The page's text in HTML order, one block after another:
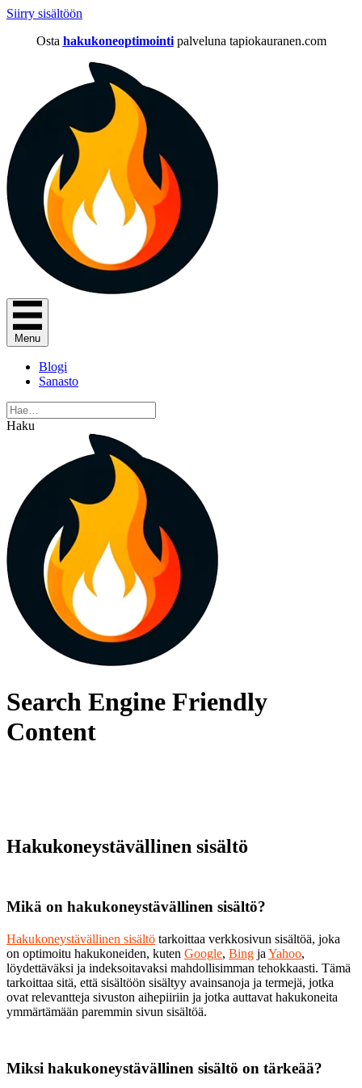
Siirry sisältöön
Osta hakukoneoptimointi palveluna tapiokauranen.com
Menu
Blogi
Sanasto
Haku
Search Engine Friendly
Content
Hakukoneystävällinen sisältö
Mikä on hakukoneystävällinen sisältö?
Hakukoneystävällinen sisältö tarkoittaa verkkosivun sisältöä, joka
on optimoitu hakukoneiden, kuten Google, Bing ja Yahoo,
löydettäväksi ja indeksoitavaksi mahdollisimman tehokkaasti. Tämä
tarkoittaa sitä, että sisältöön sisältyy avainsanoja ja termejä, jotka
ovat relevantteja sivuston aihepiiriin ja jotka auttavat hakukoneita
ymmärtämään paremmin sivun sisältöä.
Miksi hakukoneystävällinen sisältö on tärkeää?